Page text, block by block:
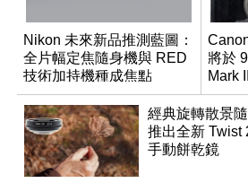
Nikon 未來新品推測藍圖：
全片幅定焦隨身機與 RED
技術加持機種成焦點
將於
Mark
推出
經典旋轉散景
推出全新 Twist
手動餅乾鏡